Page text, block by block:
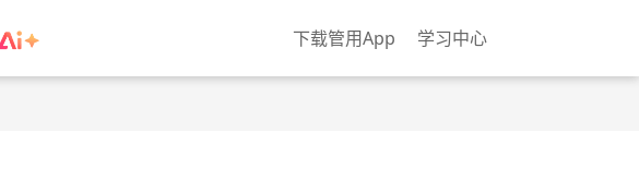
下载管用App 学习中心